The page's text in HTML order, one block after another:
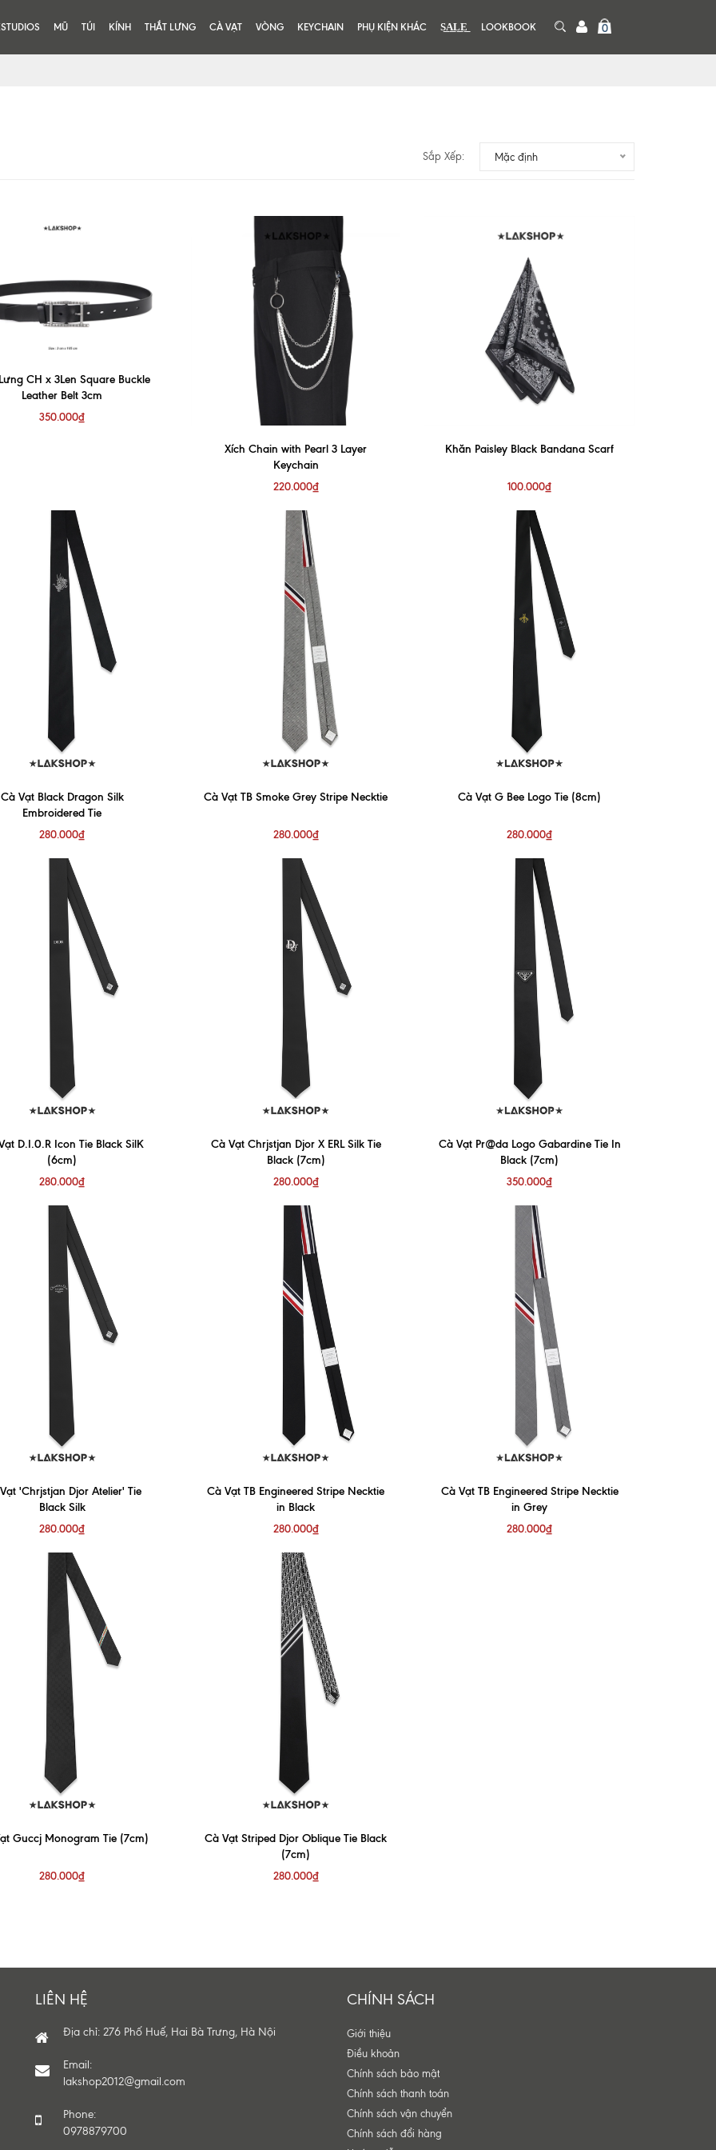
MŨ TÚI KÍNH THẮT LƯNG CÀ VẠT VÒNG KEYCHAIN PHỤ KIỆN KHÁC S͟A͟L͟E͟ LOOKBOOK 0
Sắp Xếp: Mặc định
CH x 3Len Square Buckle
Leather Belt 3cm
350.000₫
Xích Chain with Pearl 3 Layer
Keychain
220.000₫
Khăn Paisley Black Bandana Scarf
100.000₫
Cà Vạt Black Dragon Silk
Embroidered Tie
280.000₫
Cà Vạt TB Smoke Grey Stripe Necktie
280.000₫
Cà Vạt G Bee Logo Tie (8cm)
280.000₫
D.I.0.R Icon Tie Black SilK
(6cm)
280.000₫
Cà Vạt Chrjstjan Djor X ERL Silk Tie
Black (7cm)
280.000₫
Cà Vạt Pr@da Logo Gabardine Tie In
Black (7cm)
350.000₫
'Chrjstjan Djor Atelier' Tie
Black Silk
280.000₫
Cà Vạt TB Engineered Stripe Necktie
in Black
280.000₫
Cà Vạt TB Engineered Stripe Necktie
in Grey
280.000₫
Guccj Monogram Tie (7cm)
280.000₫
Cà Vạt Striped Djor Oblique Tie Black
(7cm)
280.000₫
LIÊN HỆ
Địa chỉ: 276 Phố Huế, Hai Bà Trưng, Hà Nội
Email:
lakshop2012@gmail.com
Phone:
0978879700
CHÍNH SÁCH
Giới thiệu
Điều khoản
Chính sách bảo mật
Chính sách thanh toán
Chính sách vận chuyển
Chính sách đổi hàng